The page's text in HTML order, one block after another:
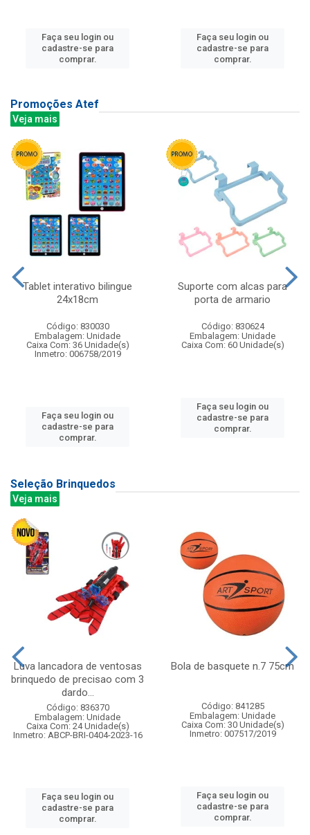
Faça seu login ou
cadastre-se para
comprar.
Faça seu login ou
cadastre-se para
comprar.
Promoções Atef
Veja mais
Tablet interativo bilingue
24x18cm
Código: 830030
Embalagem: Unidade
Caixa Com: 36 Unidade(s)
Inmetro: 006758/2019
Faça seu login ou
cadastre-se para
comprar.
Suporte com alcas para
porta de armario
Código: 830624
Embalagem: Unidade
Caixa Com: 60 Unidade(s)
Faça seu login ou
cadastre-se para
comprar.
Seleção Brinquedos
Veja mais
Luva lancadora de ventosas
brinquedo de precisao com 3
dardo...
Código: 836370
Embalagem: Unidade
Caixa Com: 24 Unidade(s)
Inmetro: ABCP-BRI-0404-2023-16
Faça seu login ou
cadastre-se para
comprar.
Bola de basquete n.7 75cm
Código: 841285
Embalagem: Unidade
Caixa Com: 30 Unidade(s)
Inmetro: 007517/2019
Faça seu login ou
cadastre-se para
comprar.